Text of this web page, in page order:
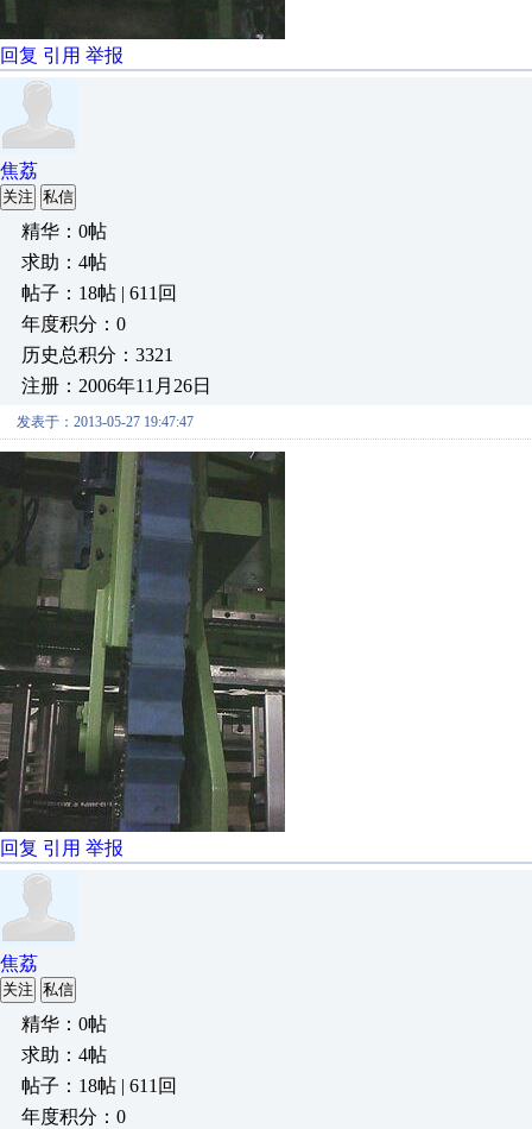
回复 引用 举报
焦荔
关注 私信
精华：0帖
求助：4帖
帖子：18帖 | 611回
年度积分：0
历史总积分：3321
注册：2006年11月26日
发表于：2013-05-27 19:47:47
回复 引用 举报
焦荔
关注 私信
精华：0帖
求助：4帖
帖子：18帖 | 611回
年度积分：0